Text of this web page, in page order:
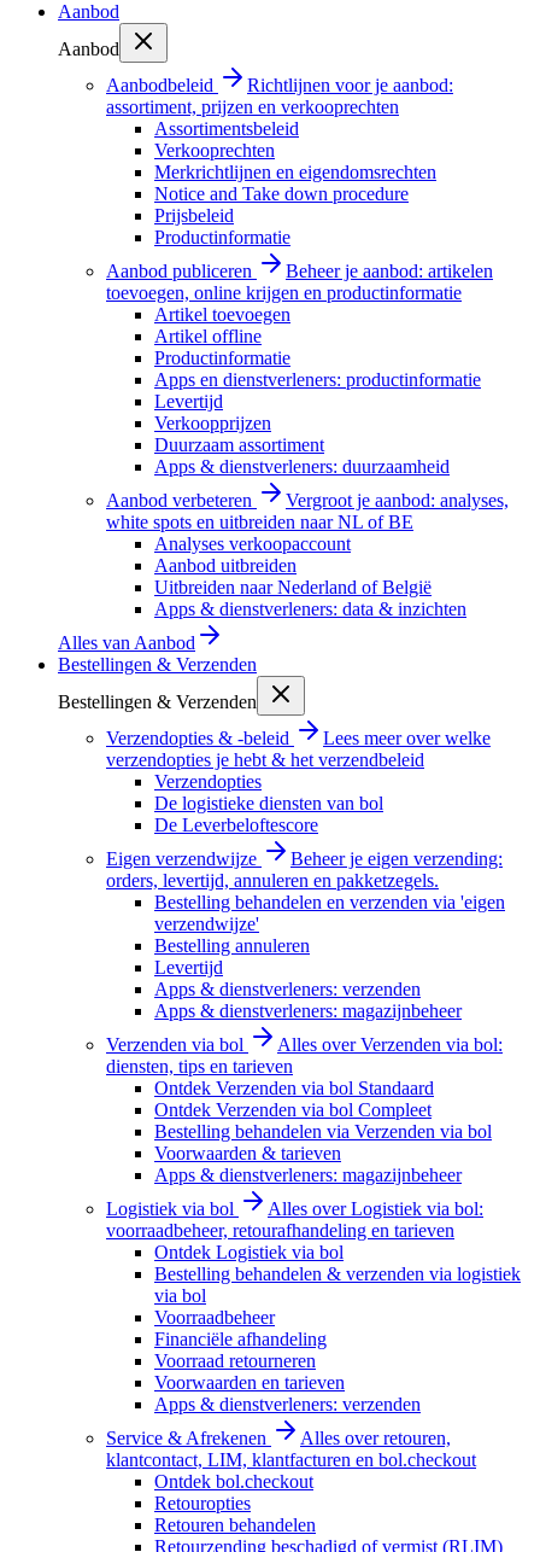
Aanbod
Aanbod
Aanbodbeleid
Richtlijnen voor je aanbod:
assortiment, prijzen en verkooprechten
Assortimentsbeleid
Verkooprechten
Merkrichtlijnen en eigendomsrechten
Notice and Take down procedure
Prijsbeleid
Productinformatie
Aanbod publiceren
Beheer je aanbod: artikelen
toevoegen, online krijgen en productinformatie
Artikel toevoegen
Artikel offline
Productinformatie
Apps en dienstverleners: productinformatie
Levertijd
Verkoopprijzen
Duurzaam assortiment
Apps & dienstverleners: duurzaamheid
Aanbod verbeteren
Vergroot je aanbod: analyses,
white spots en uitbreiden naar NL of BE
Analyses verkoopaccount
Aanbod uitbreiden
Uitbreiden naar Nederland of België
Apps & dienstverleners: data & inzichten
Alles van Aanbod
Bestellingen & Verzenden
Bestellingen & Verzenden
Verzendopties & -beleid
Lees meer over welke
verzendopties je hebt & het verzendbeleid
Verzendopties
De logistieke diensten van bol
De Leverbeloftescore
Eigen verzendwijze
Beheer je eigen verzending:
orders, levertijd, annuleren en pakketzegels.
Bestelling behandelen en verzenden via 'eigen
verzendwijze'
Bestelling annuleren
Levertijd
Apps & dienstverleners: verzenden
Apps & dienstverleners: magazijnbeheer
Verzenden via bol
Alles over Verzenden via bol:
diensten, tips en tarieven
Ontdek Verzenden via bol Standaard
Ontdek Verzenden via bol Compleet
Bestelling behandelen via Verzenden via bol
Voorwaarden & tarieven
Apps & dienstverleners: magazijnbeheer
Logistiek via bol
Alles over Logistiek via bol:
voorraadbeheer, retourafhandeling en tarieven
Ontdek Logistiek via bol
Bestelling behandelen & verzenden via logistiek
via bol
Voorraadbeheer
Financiële afhandeling
Voorraad retourneren
Voorwaarden en tarieven
Apps & dienstverleners: verzenden
Service & Afrekenen
Alles over retouren,
klantcontact, LIM, klantfacturen en bol.checkout
Ontdek bol.checkout
Retouropties
Retouren behandelen
Retourzending beschadigd of vermist (RLIM)